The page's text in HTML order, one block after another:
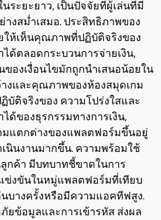
ระยะยาว, เป็นปัจจัยที่ผู้เล่นที่มี
งสม่ำเสมอ. ประสิทธิภาพของ
ให้เห็นคุณภาพที่ปฏิบัติจริงของ
ด้ตลอดกระบวนการจ่ายเงิน,
องเงื่อนไขมักถูกนำเสนอน้อยใน
งและคุณภาพของห้องสมุดเกม
บัติจริงของ ความโปร่งใสและ
ด้ของธุรกรรมทางการเงิน,
มแตกต่างของแพลตฟอร์มขึ้นอยู่
นินงานมากขึ้น. ความพร้อมใช้
กค้า มีบทบาทชี้ขาดในการ
ข่งขันในหมู่แพลตฟอร์มที่เทียบ
นบางครั้งหรือมีความแอคทีฟสูง.
ยข้อมูลและการเข้ารหัส ส่งผล